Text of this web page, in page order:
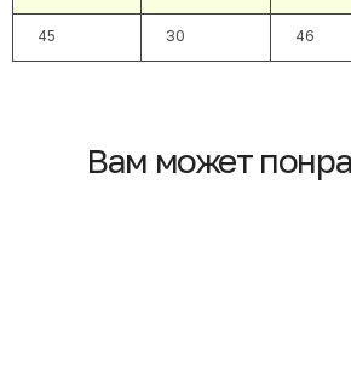
45 30 46
Вам может